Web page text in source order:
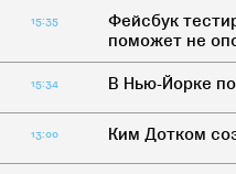
15:35
Фейсбук
поможет не
15:34 В Нью-Йорке
13:00 Ким Дотком